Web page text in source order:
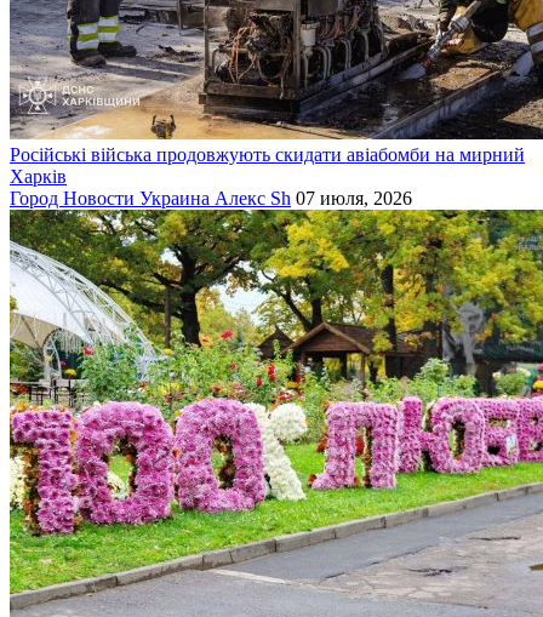
Російські війська продовжують скидати авіабомби на мирний
Харків
Город Новости Украина Алекс Sh 07 июля, 2026